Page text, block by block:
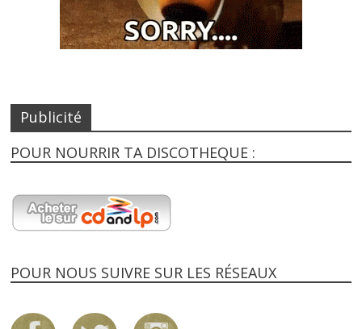
Publicité
POUR NOURRIR TA DISCOTHEQUE :
POUR NOUS SUIVRE SUR LES RÉSEAUX